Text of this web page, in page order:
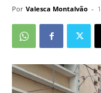
Por Valesca Montalvão -